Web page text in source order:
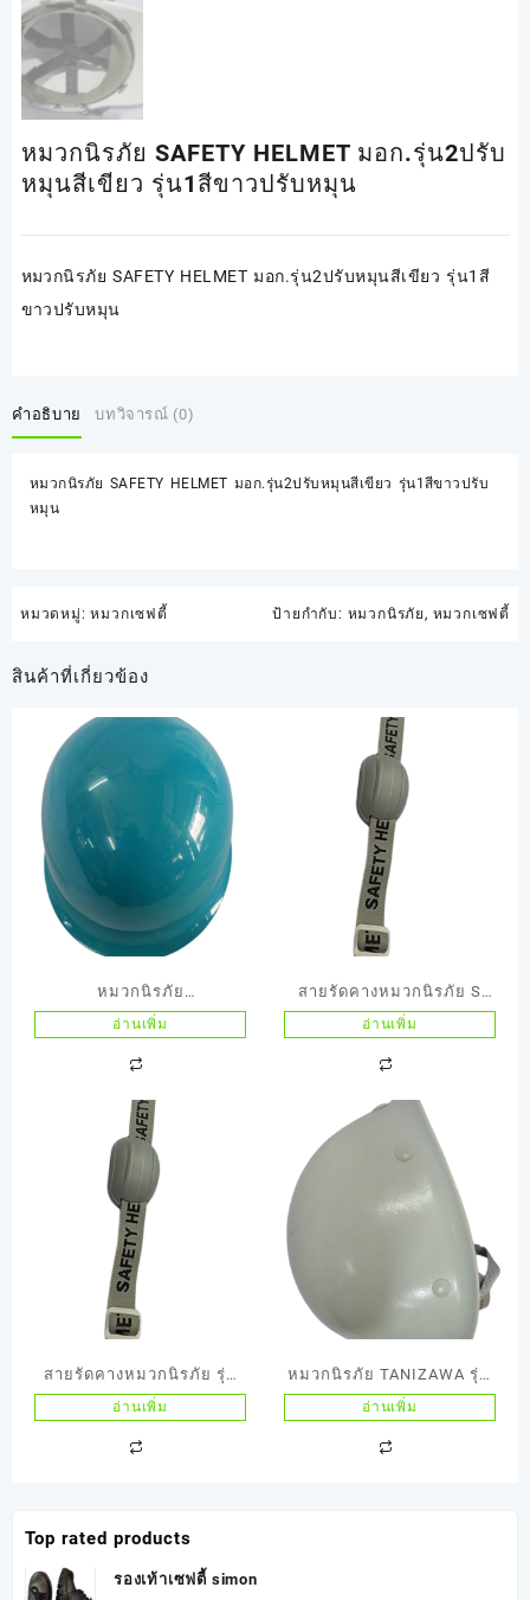
หมวกนิรภัย SAFETY HELMET มอก.รุ่น2ปรับ
หมุนสีเขียว รุ่น1สีขาวปรับหมุน
หมวกนิรภัย SAFETY HELMET มอก.รุ่น2ปรับหมุนสีเขียว รุ่น1สี
ขาวปรับหมุน
คำอธิบาย บทวิจารณ์ (0)
หมวกนิรภัย SAFETY HELMET มอก.รุ่น2ปรับหมุนสีเขียว รุ่น1สีขาวปรับ
หมุน
หมวดหมู่:หมวกเซฟตี้ ป้ายกำกับ: หมวกนิรภัย, หมวกเซฟตี้
สินค้าที่เกี่ยวข้อง
หมวกนิรภัย
TANIZAWA(ญี่ปุ่น) รุ่น
อ่านเพิ่ม
สายรัดคางหมวกนิรภัย S
GUARD
อ่านเพิ่ม
สายรัดคางหมวกนิรภัย รุ่น
HELMET +S GUAR ชนิด
อ่านเพิ่ม
หมวกนิรภัย TANIZAWA รุ่น
STP18W สีขาวมีเม็ดดุมเนื้อ
อ่านเพิ่ม
Top rated products
รองเท้าเซฟตี้ simon